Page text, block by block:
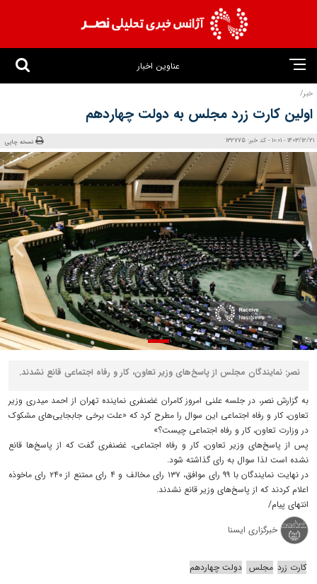
عناوین اخبار
خبر/
اولین کارت زرد مجلس به دولت چهاردهم
1403/12/21 - 10:01 - کد خبر: 132775 نسخه چاپی
نصر: نمایندگان مجلس از پاسخ‌های وزیر تعاون، کار و رفاه اجتماعی قانع نشدند.
به گزارش نصر، در جلسه علنی امروز کامران غضنفری نماینده تهران از احمد میدری وزیر
تعاون، کار و رفاه اجتماعی این سوال را مطرح کرد که «علت برخی جابجایی‌های مشکوک
در وزارت تعاون، کار و رفاه اجتماعی چیست؟»
پس از پاسخ‌های وزیر تعاون، کار و رفاه اجتماعی، غضنفری گفت که از پاسخ‌ها قانع
نشده است لذا سوال به رای گذاشته شود.
در نهایت نمایندگان با ۹۹ رای موافق، ۱۳۷ رای مخالف و ۴ رای ممتنع از ۲۴۰ رای ماخوذه
اعلام کردند که از پاسخ‌های وزیر قانع نشدند.
انتهای پیام/
خبرگزاری ایسنا
کارت زرد مجلس دولت چهاردهم